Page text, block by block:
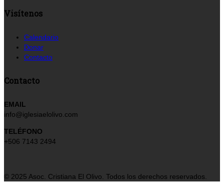
Visítenos
Calendario
Donar
Contacto
Contacto
EMAIL
info@iglesiaelolivo.com
TELÉFONO
+506 7143 2494
© 2025 Asoc. Cristiana El Olivo. Todos los derechos reservados.